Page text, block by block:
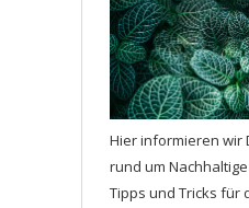
Hier informieren wir
rund um
Tipps und Tricks für